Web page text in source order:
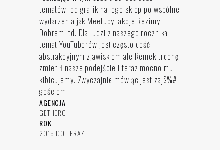
tematów, od grafik na jego sklep po wspólne
wydarzenia jak Meetupy, akcje Rezimy
Dobrem itd. Dla ludzi z naszego rocznika
temat YouTuberów jest często dość
abstrakcyjnym zjawiskiem ale Remek trochę
zmienił nasze podejście i teraz mocno mu
kibicujemy. Zwyczajnie mówiąc jest zaj$%#
gościem.
AGENCJA
GETHERO
ROK
2015 DO TERAZ